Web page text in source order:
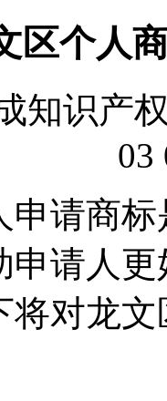
区个人
知识产
03
申请商
申请人
将对龙